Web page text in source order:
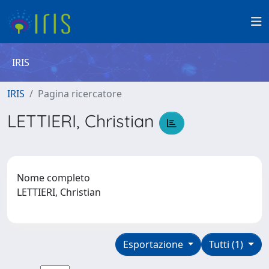
IRIS
IRIS Pagina ricercatore
LETTIERI, Christian
Nome completo
LETTIERI, Christian
Tutti (1)
Esportazione